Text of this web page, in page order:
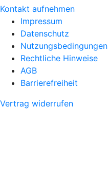
Kontakt aufnehmen
Impressum
Datenschutz
Nutzungsbedingungen
Rechtliche Hinweise
AGB
Barrierefreiheit
Vertrag widerrufen